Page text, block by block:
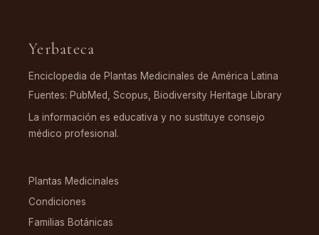
Yerbateca
Enciclopedia de Plantas Medicinales de América Latina
Fuentes: PubMed, Scopus, Biodiversity Heritage Library
La información es educativa y no sustituye consejo
médico profesional.
Plantas Medicinales
Condiciones
Familias Botánicas